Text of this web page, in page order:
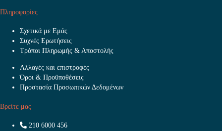
Πληροφορίες
Σχετικά με Εμάς
Συχνές Ερωτήσεις
Τρόποι Πληρωμής & Αποστολής
Αλλαγές και επιστροφές
Όροι & Προϋποθέσεις
Προστασία Προσωπικών Δεδομένων
Βρείτε μας
210 6000 456